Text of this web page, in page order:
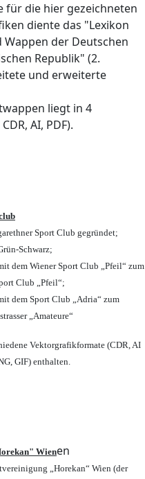
für die hier gezeichneten
diente das "Lexikon
Wappen der Deutschen
Republik" (2.
und erweiterte
liegt in 4
AI, PDF).
Sport Club gegründet;
Schwarz;
dem Wiener Sport Club „Pfeil“ zum
Club „Pfeil“;
dem Sport Club „Adria“ zum
„Amateure“
Vektorgrafikformate (CDR, AI
GIF) enthalten.
Wienen
„Horekan“ Wien (der